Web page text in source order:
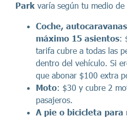
Park varía según tu medio
Coche, autocaravanas
máximo 15 asientos:
tarifa cubre a todas las
dentro del vehículo. Si
que abonar $100 extra
Moto: $30 y cubre 2
pasajeros.
A pie o bicicleta para